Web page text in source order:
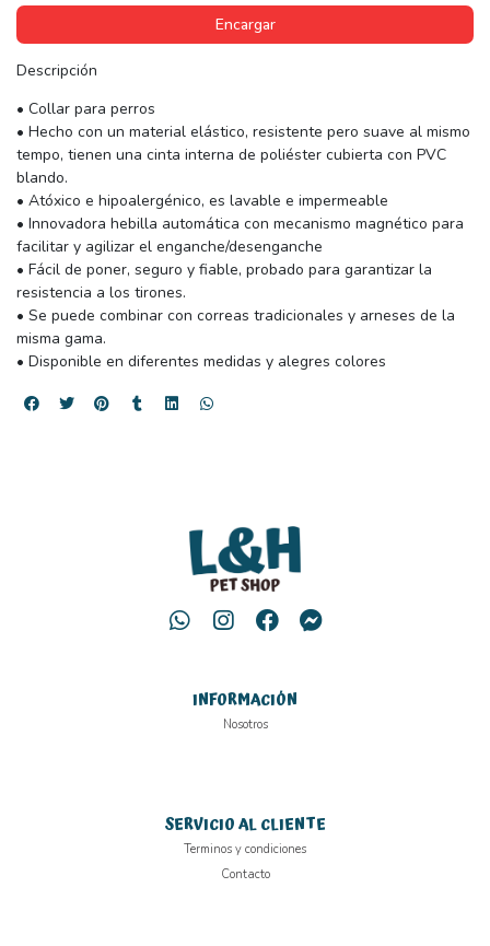
Encargar
Descripción
• Collar para perros
• Hecho con un material elástico, resistente pero suave al mismo
tempo, tienen una cinta interna de poliéster cubierta con PVC
blando.
• Atóxico e hipoalergénico, es lavable e impermeable
• Innovadora hebilla automática con mecanismo magnético para
facilitar y agilizar el enganche/desenganche
• Fácil de poner, seguro y fiable, probado para garantizar la
resistencia a los tirones.
• Se puede combinar con correas tradicionales y arneses de la
misma gama.
• Disponible en diferentes medidas y alegres colores
INFORMACIÓN
Nosotros
SERVICIO AL CLIENTE
Terminos y condiciones
Contacto